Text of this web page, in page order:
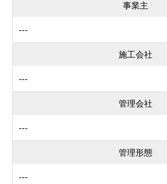
事業主
---
施工会社
---
管理会社
---
管理形態
---